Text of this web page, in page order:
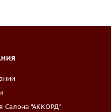
Салона "АККОРД"